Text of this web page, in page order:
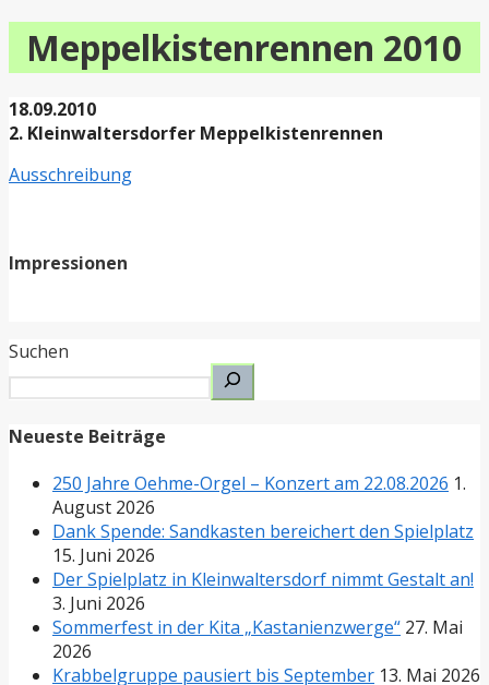
Meppelkistenrennen 2010
18.09.2010
2. Kleinwaltersdorfer Meppelkistenrennen
Ausschreibung
Impressionen
Suchen
Neueste Beiträge
250 Jahre Oehme-Orgel – Konzert am 22.08.2026 1.
August 2026
Dank Spende: Sandkasten bereichert den Spielplatz
15. Juni 2026
Der Spielplatz in Kleinwaltersdorf nimmt Gestalt an!
3. Juni 2026
Sommerfest in der Kita „Kastanienzwerge“ 27. Mai
2026
Krabbelgruppe pausiert bis September 13. Mai 2026